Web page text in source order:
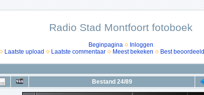
Radio Stad Montfoort fotoboek
Beginpagina
Inloggen
Laatste upload Laatste commentaar Meest bekeken Best beoordeeld
Bestand 24/89